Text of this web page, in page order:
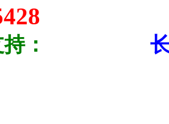
支持：